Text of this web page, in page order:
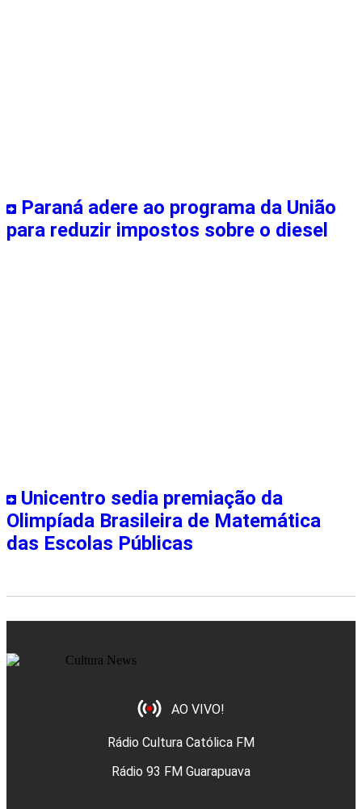
Paraná adere ao programa da União
para reduzir impostos sobre o diesel
Unicentro sedia premiação da
Olimpíada Brasileira de Matemática
das Escolas Públicas
AO VIVO!
Rádio Cultura Católica FM
Rádio 93 FM Guarapuava